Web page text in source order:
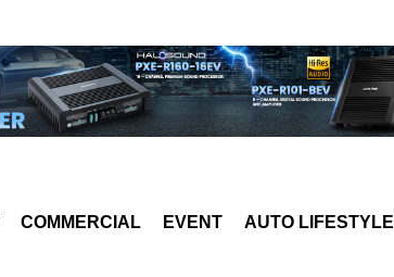
COMMERCIAL EVENT AUTO LIFESTYLE